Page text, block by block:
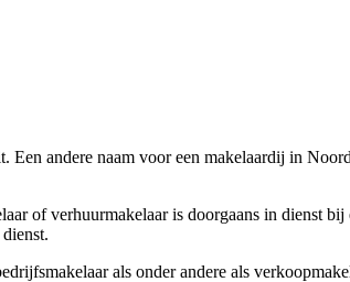
andere naam voor een makelaardij in
of verhuurmakelaar is doorgaans in dienst
als onder andere als